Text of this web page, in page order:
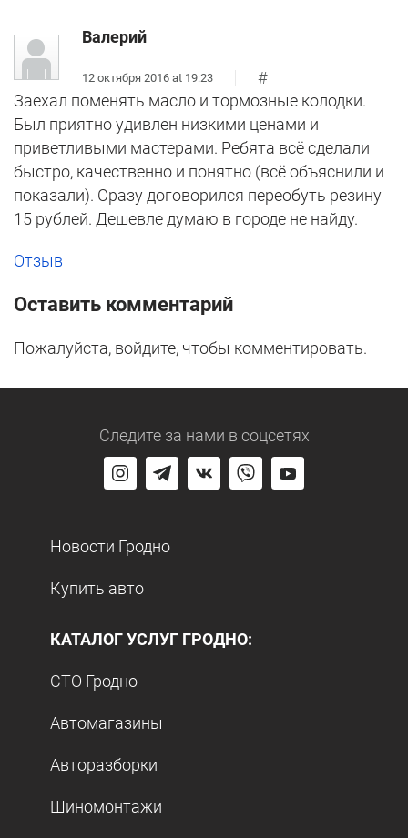
Валерий
12 октября 2016 at 19:23
#
Заехал поменять масло и тормозные колодки.
Был приятно удивлен низкими ценами и
приветливыми мастерами. Ребята всё сделали
быстро, качественно и понятно (всё объяснили и
показали). Сразу договорился переобуть резину
15 рублей. Дешевле думаю в городе не найду.
Отзыв
Оставить комментарий
Пожалуйста, войдите, чтобы комментировать.
Следите за нами в соцсетях
Новости Гродно
Купить авто
КАТАЛОГ УСЛУГ ГРОДНО:
СТО Гродно
Автомагазины
Авторазборки
Шиномонтажи